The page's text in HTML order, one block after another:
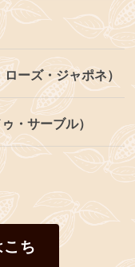
ーズ・ジャポネ）
・サーブル）
ち